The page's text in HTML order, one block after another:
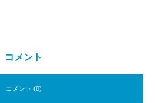
コメント
コメント (0)